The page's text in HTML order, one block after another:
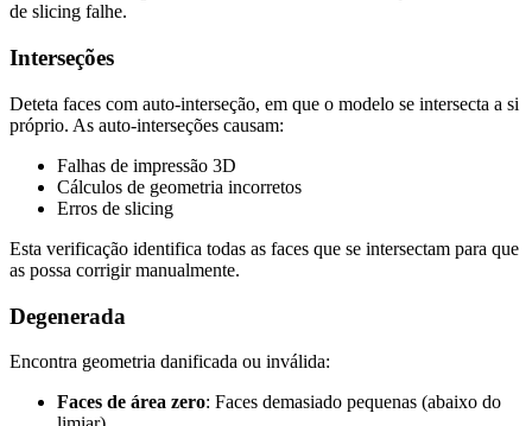
de slicing falhe.
Interseções
Deteta faces com auto-interseção, em que o modelo se intersecta a si
próprio. As auto-interseções causam:
Falhas de impressão 3D
Cálculos de geometria incorretos
Erros de slicing
Esta verificação identifica todas as faces que se intersectam para que
as possa corrigir manualmente.
Degenerada
Encontra geometria danificada ou inválida:
Faces de área zero: Faces demasiado pequenas (abaixo do